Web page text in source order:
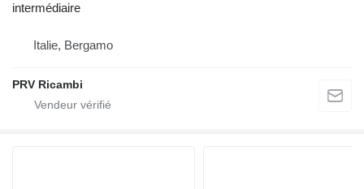
intermédiaire
Italie, Bergamo
PRV Ricambi